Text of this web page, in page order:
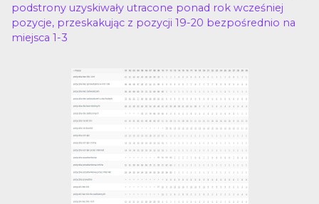
podstrony uzyskiwały utracone ponad rok wcześniej
pozycje, przeskakując z pozycji 19-20 bezpośrednio na
miejsca 1-3